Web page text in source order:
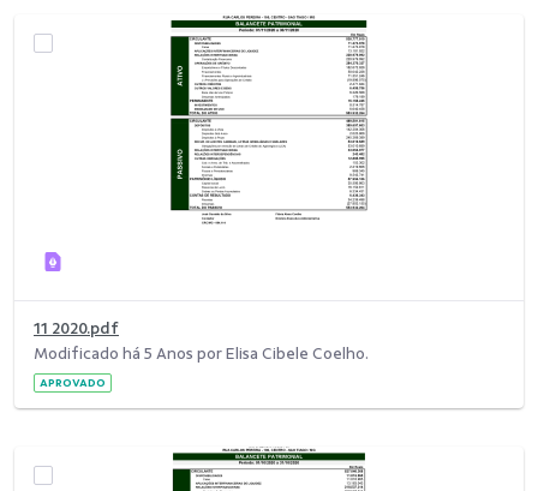
11 2020.pdf
Modificado há 5 Anos por Elisa Cibele Coelho.
APROVADO